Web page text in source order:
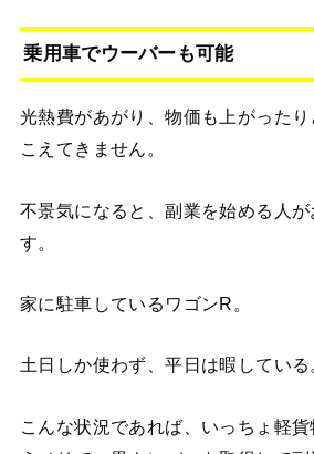
乗用車でウーバーも可能
光熱費があがり、物価も上がった
こえてきません。
不景気になると、副業を始める人
す。
家に駐車しているワゴンR。
土日しか使わず、平日は暇している
こんな状況であれば、いっちょ軽